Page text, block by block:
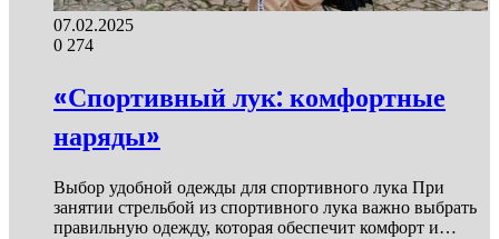
07.02.2025
0 274
«Спортивный лук: комфортные
наряды»
Выбор удобной одежды для спортивного лука При
занятии стрельбой из спортивного лука важно выбрать
правильную одежду, которая обеспечит комфорт и…